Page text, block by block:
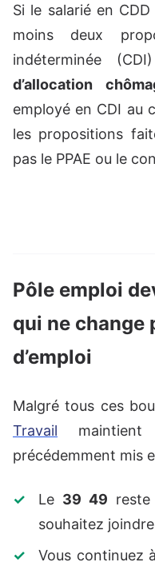
Si le salarié en
moins deux
indéterminée
d’allocation
employé en CDI au
les propositions
pas le PPAE ou le
Pôle emploi
qui ne change
d’emploi
Malgré tous ces
Travail maintient
précédemment mis
Le 39 49
souhaitez
Vous continuez